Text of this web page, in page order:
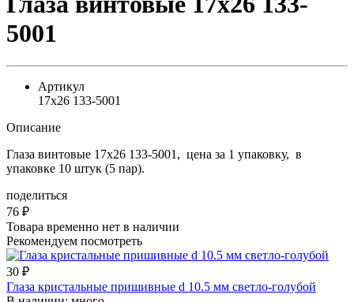
5001
Артикул
17х26 133-5001
Описание
Глаза винтовые 17х26 133-5001, цена за 1 упаковку, в
упаковке 10 штук (5 пар).
поделиться
76 ₽
Товара временно нет в наличии
Рекомендуем посмотреть
30 ₽
Глаза кристальные пришивные d 10.5 мм светло-голубой